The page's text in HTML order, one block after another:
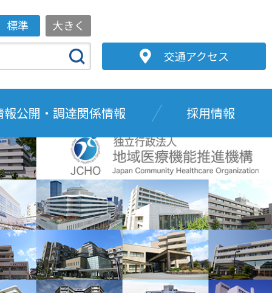
標準
大きく
交通アクセス
報公開・調達関係情報 採用情報